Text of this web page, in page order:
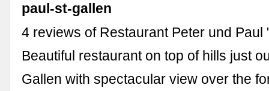
paul-st-gallen
4 reviews of Restaurant Peter und Paul
Beautiful restaurant on top of hills just
Gallen with spectacular view over the